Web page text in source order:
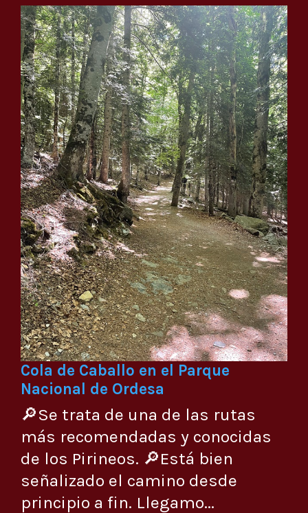
Cola de Caballo en el Parque
Nacional de Ordesa
🔎Se trata de una de las rutas
más recomendadas y conocidas
de los Pirineos. 🔎Está bien
señalizado el camino desde
principio a fin. Llegamo...